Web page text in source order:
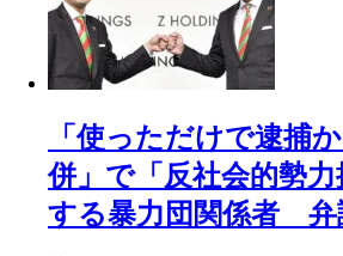
「使っただけで逮捕
併」で「反社会的勢
する暴力団関係者 弁